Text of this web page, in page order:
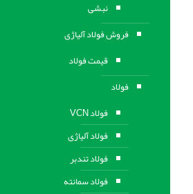
نبشی
فروش فولاد آلیاژی
قیمت فولاد
فولاد
فولاد VCN
فولاد آلیاژی
فولاد تندبر
فولاد سمانته